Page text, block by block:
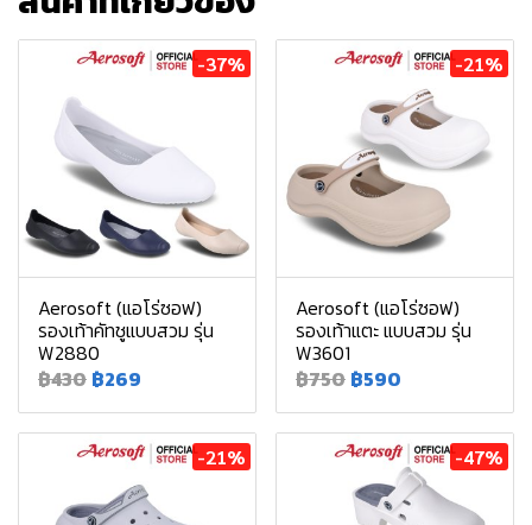
-37%
Aerosoft (แอโร่ซอฟ)
รองเท้าคัทชูแบบสวม รุ่น
W2880
฿430 ฿269
-21%
Aerosoft (แอโร่ซอฟ)
รองเท้าแตะ แบบสวม รุ่น
W3601
฿750 ฿590
-21% -47%